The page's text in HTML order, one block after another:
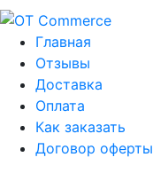
Главная
Отзывы
Доставка
Оплата
Как заказать
Договор оферты